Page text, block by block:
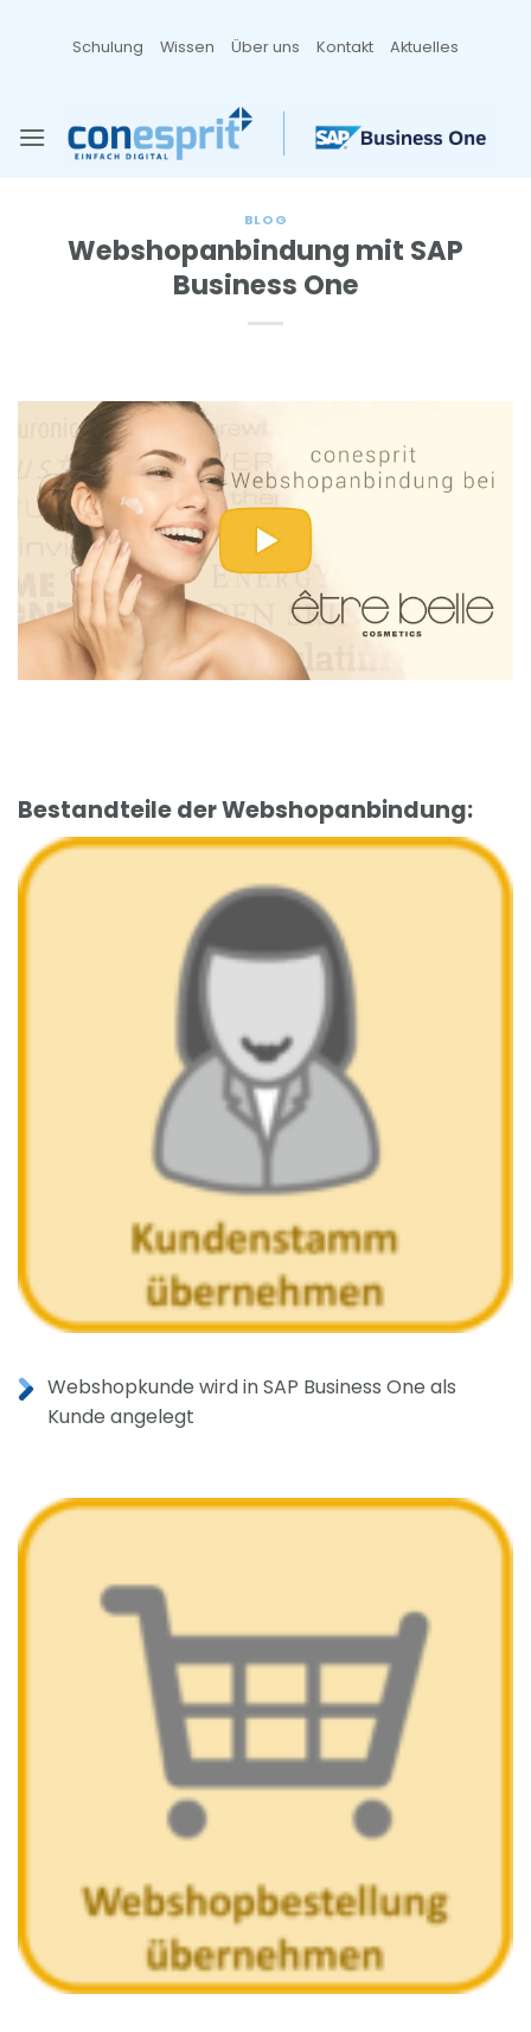
Schulung Wissen Über uns Kontakt Aktuelles
BLOG
Webshopanbindung mit SAP
Business One
Bestandteile der Webshopanbindung:
Webshopkunde wird in SAP Business One als
Kunde angelegt